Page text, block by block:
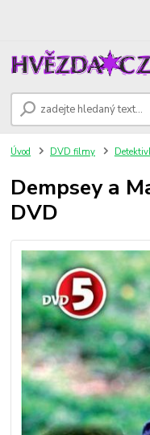
Úvod DVD filmy
Dempsey a
DVD